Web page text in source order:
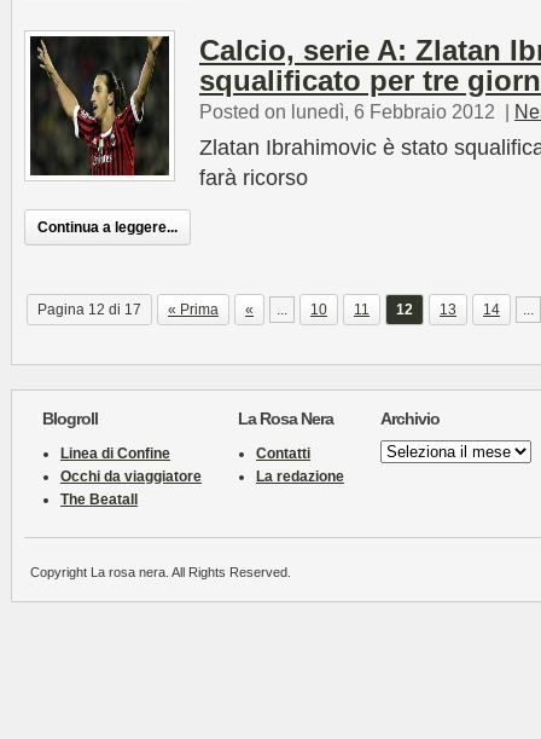
Calcio, serie A: Zlatan
squalificato per tre
Posted on lunedì, 6 Febbraio 2012 |
Zlatan Ibrahimovic è stato
farà ricorso
Continua a leggere...
Pagina 12 di 17 « Prima « ... 10 11 12 13 14 ...
Blogroll
Linea di Confine
Occhi da viaggiatore
The Beatall
La Rosa Nera
Contatti
La redazione
Archivio
Archivio
Copyright La rosa nera. All Rights Reserved.